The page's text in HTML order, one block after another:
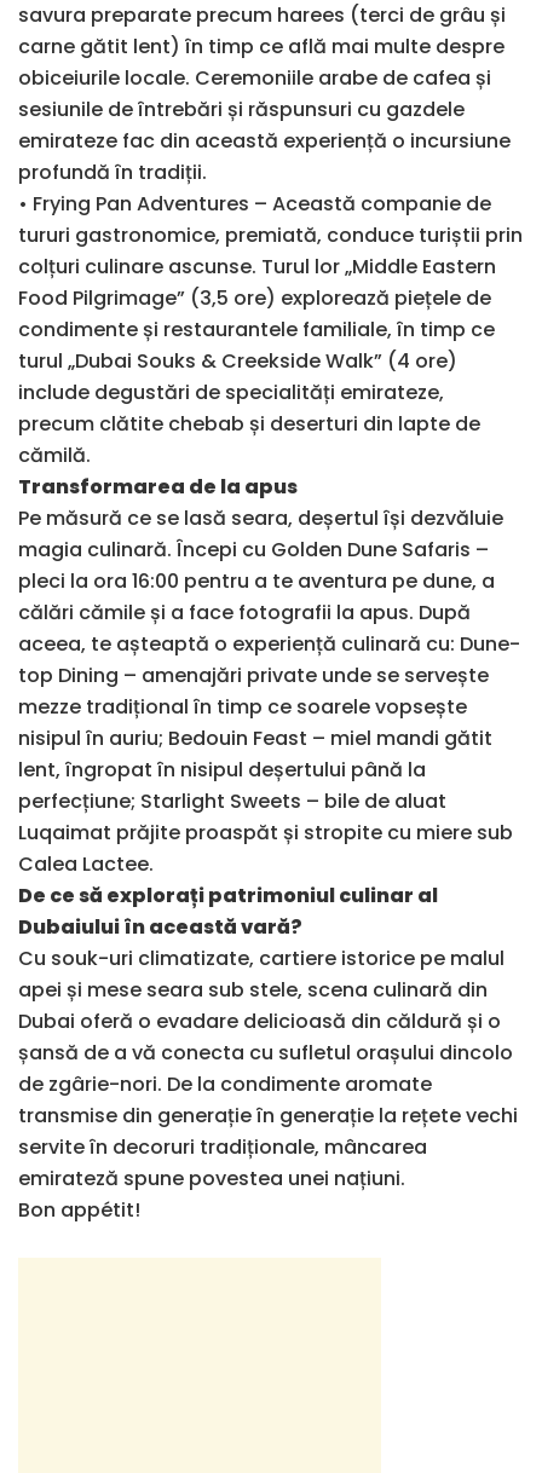
savura preparate precum harees (terci de grâu și
carne gătit lent) în timp ce află mai multe despre
obiceiurile locale. Ceremoniile arabe de cafea și
sesiunile de întrebări și răspunsuri cu gazdele
emirateze fac din această experiență o incursiune
profundă în tradiții.
• Frying Pan Adventures – Această companie de
tururi gastronomice, premiată, conduce turiștii prin
colțuri culinare ascunse. Turul lor „Middle Eastern
Food Pilgrimage” (3,5 ore) explorează piețele de
condimente și restaurantele familiale, în timp ce
turul „Dubai Souks & Creekside Walk” (4 ore)
include degustări de specialități emirateze,
precum clătite chebab și deserturi din lapte de
cămilă.
Transformarea de la apus
Pe măsură ce se lasă seara, deșertul își dezvăluie
magia culinară. Începi cu Golden Dune Safaris –
pleci la ora 16:00 pentru a te aventura pe dune, a
călări cămile și a face fotografii la apus. După
aceea, te așteaptă o experiență culinară cu: Dune-
top Dining – amenajări private unde se servește
mezze tradițional în timp ce soarele vopsește
nisipul în auriu; Bedouin Feast – miel mandi gătit
lent, îngropat în nisipul deșertului până la
perfecțiune; Starlight Sweets – bile de aluat
Luqaimat prăjite proaspăt și stropite cu miere sub
Calea Lactee.
De ce să explorați patrimoniul culinar al
Dubaiului în această vară?
Cu souk-uri climatizate, cartiere istorice pe malul
apei și mese seara sub stele, scena culinară din
Dubai oferă o evadare delicioasă din căldură și o
șansă de a vă conecta cu sufletul orașului dincolo
de zgârie-nori. De la condimente aromate
transmise din generație în generație la rețete vechi
servite în decoruri tradiționale, mâncarea
emirateză spune povestea unei națiuni.
Bon appétit!